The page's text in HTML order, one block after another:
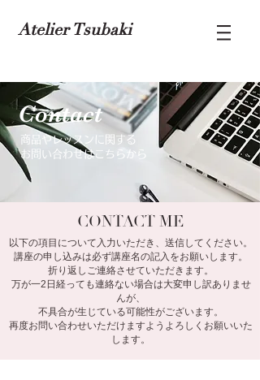
Atelier Tsubaki
​Contact
​商品やレッスンに関する
お問い合わせはこちらから
CONTACT ME
以下の項目について入力いただき、送信してください。
講座の申し込みは必ず講座名の記入をお願いします。
折り返しご連絡させていただきます。
万が一2日経っても連絡ない場合は大変申し訳ありませ
んが、
不具合が生じている可能性がございます。
再度お問い合わせいただけますようよろしくお願いいた
します。